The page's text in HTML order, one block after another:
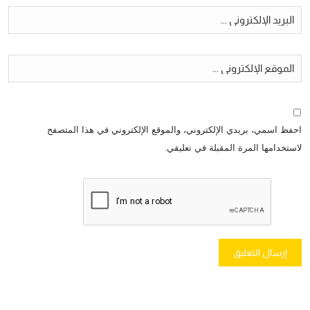
احفظ اسمي، بريدي الإلكتروني، والموقع الإلكتروني في هذا المتصفح
لاستخدامها المرة المقبلة في تعليقي.